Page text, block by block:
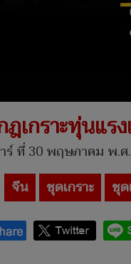
เกราะทุ่นแร
ร์ ที่ 30 พฤษภาคม พ.ศ
จีน ชุดเกราะ ชุด